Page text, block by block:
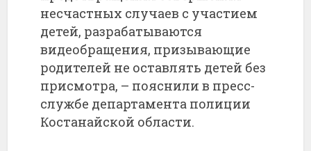
несчастных случаев с участием
детей, разрабатываются
видеобращения, призывающие
родителей не оставлять детей без
присмотра, – пояснили в пресс-
службе департамента полиции
Костанайской области.